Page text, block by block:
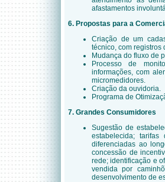
afastamentos
6. Propostas para a
Criação de um
técnico, com registros
Mudança do fluxo de
Processo de
informações, com
micromedidores.
Criação da ouvidoria.
Programa de
7. Grandes Consumidores
Sugestão de
estabelecida;
diferenciadas ao
concessão de
rede; identificação e
vendida por
desenvolvimento de